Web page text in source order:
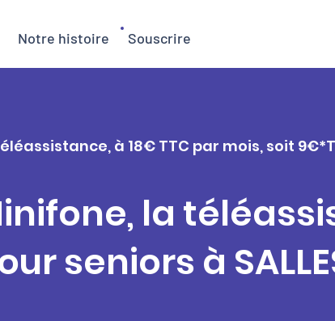
Notre histoire Souscrire
à 18€ TTC par mois, soit
la
seniors à